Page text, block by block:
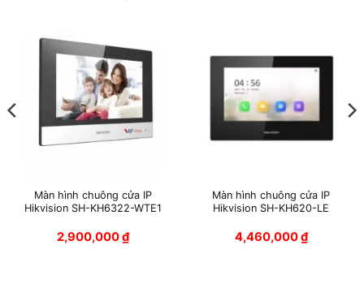
Màn hình chuông cửa IP
Hikvision SH-KH6322-WTE1
2,900,000₫
Màn hình chuông cửa IP
Hikvision SH-KH620-LE
4,460,000₫